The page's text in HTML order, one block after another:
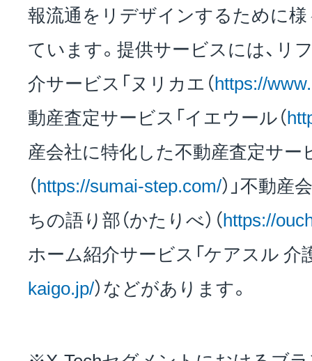
報流通をリデザインするために
ています。提供サービスには、リ
介サービス「ヌリカエ（https://
動産査定サービス「イエウール（
産会社に特化した不動産査定サー
（https://sumai-step.com/）」不動
ちの語り部（かたりべ）（https://
ホーム紹介サービス「ケアスル 介護
kaigo.jp/）などがあります。